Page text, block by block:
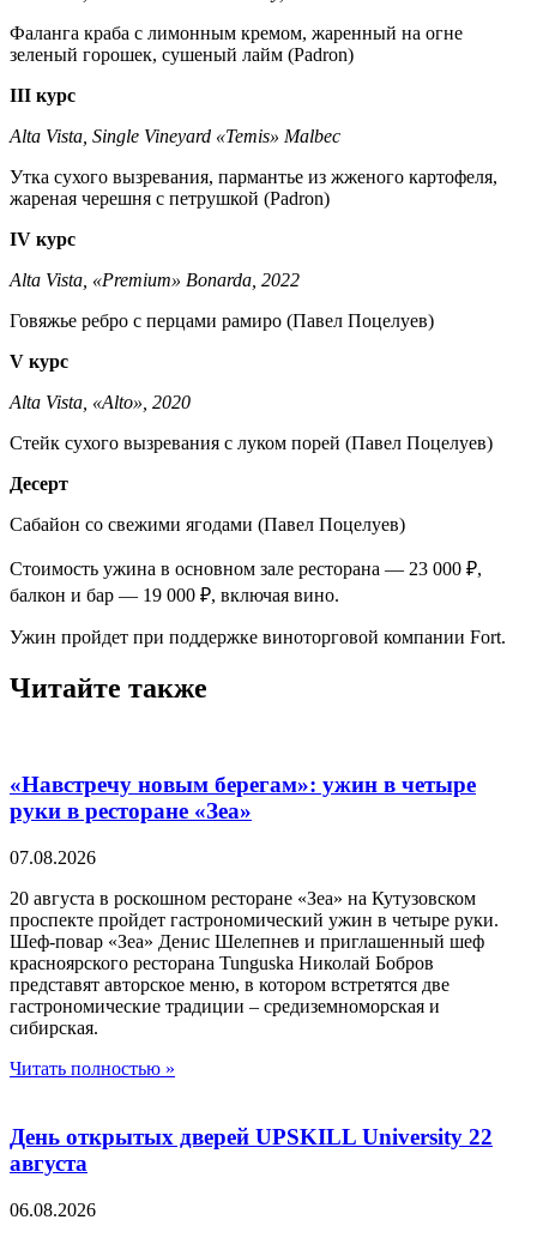
Фаланга краба с лимонным кремом, жаренный на огне
зеленый горошек, сушеный лайм (Padron)
III курс
Alta Vista, Single Vineyard «Temis» Malbec
Утка сухого вызревания, пармантье из жженого картофеля,
жареная черешня с петрушкой (Padron)
IV курс
Alta Vista, «Premium» Bonarda, 2022
Говяжье ребро с перцами рамиро (Павел Поцелуев)
V курс
Alta Vista, «Alto», 2020
Стейк сухого вызревания с луком порей (Павел Поцелуев)
Десерт
Сабайон со свежими ягодами (Павел Поцелуев)
Стоимость ужина в основном зале ресторана — 23 000 ₽,
балкон и бар — 19 000 ₽, включая вино.
Ужин пройдет при поддержке виноторговой компании Fort.
Читайте также
«Навстречу новым берегам»: ужин в четыре
руки в ресторане «Зеа»
07.08.2026
20 августа в роскошном ресторане «Зеа» на Кутузовском
проспекте пройдет гастрономический ужин в четыре руки.
Шеф-повар «Зеа» Денис Шелепнев и приглашенный шеф
красноярского ресторана Tunguska Николай Бобров
представят авторское меню, в котором встретятся две
гастрономические традиции – средиземноморская и
сибирская.
Читать полностью »
День открытых дверей UPSKILL University 22
августа
06.08.2026